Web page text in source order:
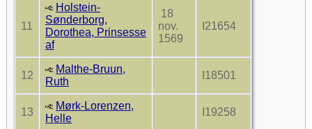
11
Holstein-
Sønderborg,
Dorothea, Prinsesse
af
18
nov.
1569
I21654
12
Malthe-Bruun,
Ruth
I18501
13
Mørk-Lorenzen,
Helle
I19258